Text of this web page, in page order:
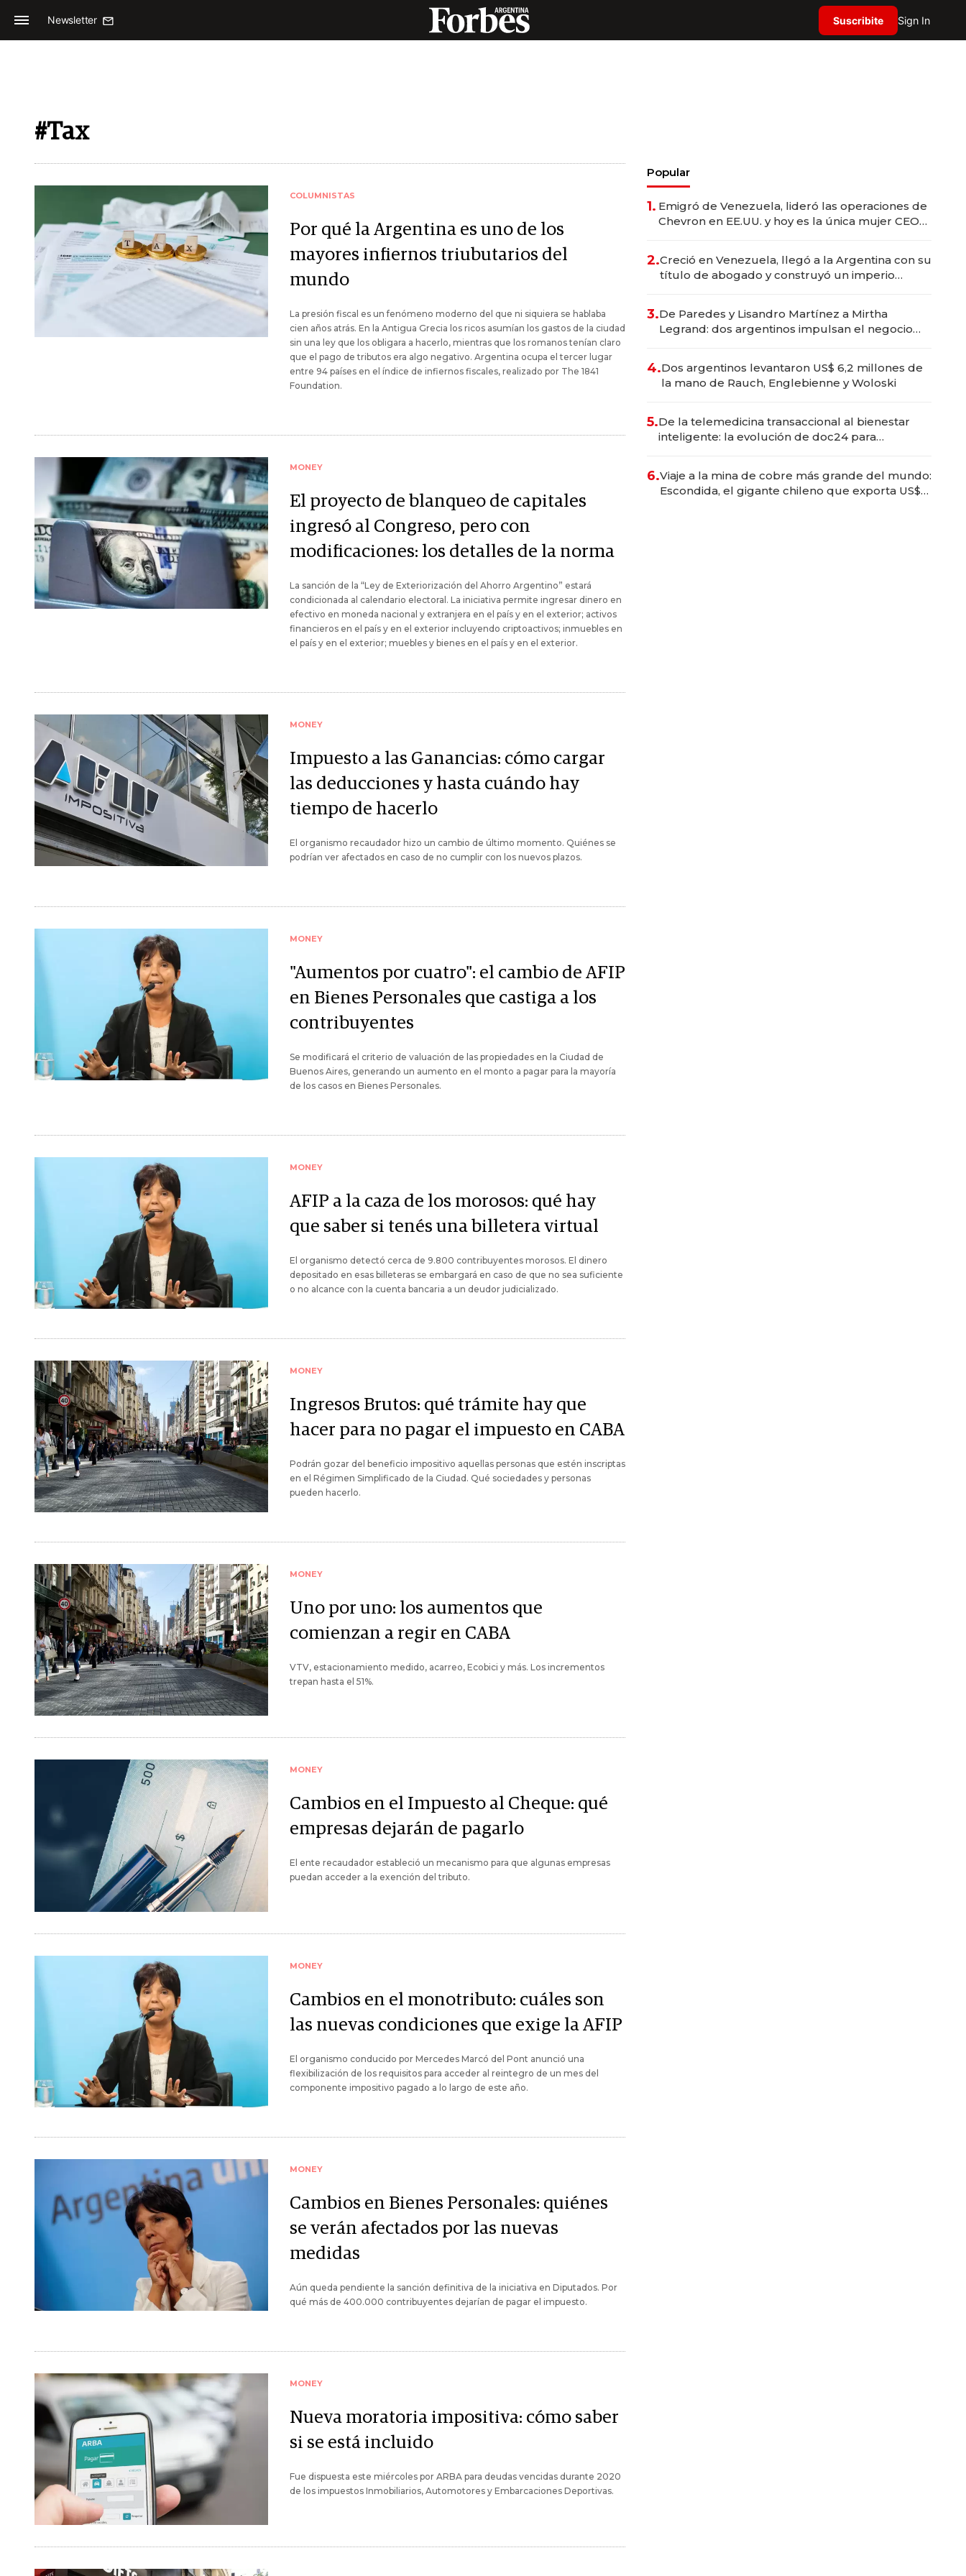
Newsletter Suscribite Sign In
#Tax
COLUMNISTAS
Por qué la Argentina es uno de los
mayores infiernos triubutarios del
mundo
La presión fiscal es un fenómeno moderno del que ni siquiera se hablaba
cien años atrás. En la Antigua Grecia los ricos asumían los gastos de la ciudad
sin una ley que los obligara a hacerlo, mientras que los romanos tenían claro
que el pago de tributos era algo negativo. Argentina ocupa el tercer lugar
entre 94 países en el índice de infiernos fiscales, realizado por The 1841
Foundation.
MONEY
El proyecto de blanqueo de capitales
ingresó al Congreso, pero con
modificaciones: los detalles de la norma
La sanción de la “Ley de Exteriorización del Ahorro Argentino” estará
condicionada al calendario electoral. La iniciativa permite ingresar dinero en
efectivo en moneda nacional y extranjera en el país y en el exterior; activos
financieros en el país y en el exterior incluyendo criptoactivos; inmuebles en
el país y en el exterior; muebles y bienes en el país y en el exterior.
MONEY
Impuesto a las Ganancias: cómo cargar
las deducciones y hasta cuándo hay
tiempo de hacerlo
El organismo recaudador hizo un cambio de último momento. Quiénes se
podrían ver afectados en caso de no cumplir con los nuevos plazos.
MONEY
"Aumentos por cuatro": el cambio de AFIP
en Bienes Personales que castiga a los
contribuyentes
Se modificará el criterio de valuación de las propiedades en la Ciudad de
Buenos Aires, generando un aumento en el monto a pagar para la mayoría
de los casos en Bienes Personales.
MONEY
AFIP a la caza de los morosos: qué hay
que saber si tenés una billetera virtual
El organismo detectó cerca de 9.800 contribuyentes morosos. El dinero
depositado en esas billeteras se embargará en caso de que no sea suficiente
o no alcance con la cuenta bancaria a un deudor judicializado.
MONEY
Ingresos Brutos: qué trámite hay que
hacer para no pagar el impuesto en CABA
Podrán gozar del beneficio impositivo aquellas personas que estén inscriptas
en el Régimen Simplificado de la Ciudad. Qué sociedades y personas
pueden hacerlo.
MONEY
Uno por uno: los aumentos que
comienzan a regir en CABA
VTV, estacionamiento medido, acarreo, Ecobici y más. Los incrementos
trepan hasta el 51%.
MONEY
Cambios en el Impuesto al Cheque: qué
empresas dejarán de pagarlo
El ente recaudador estableció un mecanismo para que algunas empresas
puedan acceder a la exención del tributo.
MONEY
Cambios en el monotributo: cuáles son
las nuevas condiciones que exige la AFIP
El organismo conducido por Mercedes Marcó del Pont anunció una
flexibilización de los requisitos para acceder al reintegro de un mes del
componente impositivo pagado a lo largo de este año.
MONEY
Cambios en Bienes Personales: quiénes
se verán afectados por las nuevas
medidas
Aún queda pendiente la sanción definitiva de la iniciativa en Diputados. Por
qué más de 400.000 contribuyentes dejarían de pagar el impuesto.
MONEY
Nueva moratoria impositiva: cómo saber
si se está incluido
Fue dispuesta este miércoles por ARBA para deudas vencidas durante 2020
de los impuestos Inmobiliarios, Automotores y Embarcaciones Deportivas.
Popular
1. Emigró de Venezuela, lideró las operaciones de
Chevron en EE.UU. y hoy es la única mujer CEO
2.Creció en Venezuela, llegó a la Argentina con su
título de abogado y construyó un imperio
3.De Paredes y Lisandro Martínez a Mirtha
Legrand: dos argentinos impulsan el negocio
4.Dos argentinos levantaron US$ 6,2 millones de
la mano de Rauch, Englebienne y Woloski
5.De la telemedicina transaccional al bienestar
inteligente: la evolución de doc24 para
6.Viaje a la mina de cobre más grande del mundo:
Escondida, el gigante chileno que exporta US$